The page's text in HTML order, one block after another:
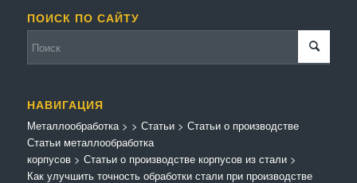
ПОИСК ПО САЙТУ
НАВИГАЦИЯ
Металлообработка>
Статьи металлообработка
> Статьи> Статьи о производстве
корпусов> Статьи о производстве корпусов из стали>
Как улучшить точность обработки стали при производстве